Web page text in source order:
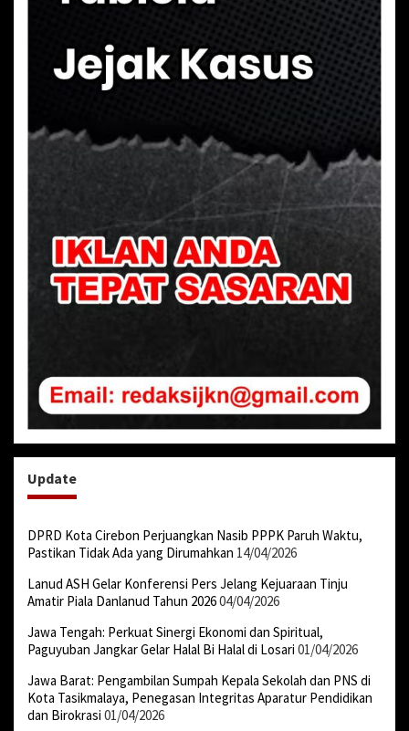
Update
DPRD Kota Cirebon Perjuangkan Nasib PPPK Paruh Waktu,
Pastikan Tidak Ada yang Dirumahkan 14/04/2026
Lanud ASH Gelar Konferensi Pers Jelang Kejuaraan Tinju
Amatir Piala Danlanud Tahun 202604/04/2026
Jawa Tengah: Perkuat Sinergi Ekonomi dan Spiritual,
Paguyuban Jangkar Gelar Halal Bi Halal di Losari 01/04/2026
Jawa Barat: Pengambilan Sumpah Kepala Sekolah dan PNS di
Kota Tasikmalaya, Penegasan Integritas Aparatur Pendidikan
dan Birokrasi 01/04/2026